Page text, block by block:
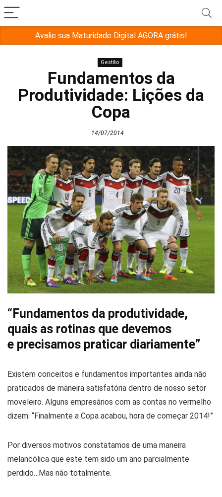
Avalie sua Maturidade Digital AGORA grátis!
Gestão
Fundamentos da
Produtividade: Lições da
Copa
14/07/2014
“Fundamentos da produtividade,
quais as rotinas que devemos
e precisamos praticar diariamente”
Existem conceitos e fundamentos importantes ainda não
praticados de maneira satisfatória dentro de nosso setor
moveleiro. Alguns empresários com as contas no vermelho
dizem: “Finalmente a Copa acabou, hora de começar 2014!”
Por diversos motivos constatamos de uma maneira
melancólica que este tem sido um ano parcialmente
perdido…Mas não totalmente.